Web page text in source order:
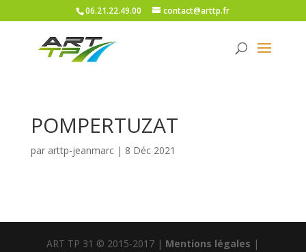
06.21.22.49.00 contact@arttp.fr
POMPERTUZAT
par arttp-jeanmarc| 8 Déc 2021
ART TP 31 © 2015-2017 | Mentions légales |